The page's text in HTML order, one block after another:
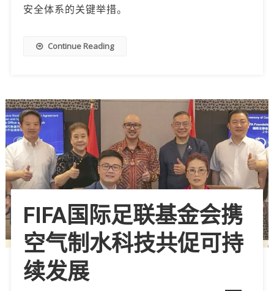
安全体系的关键举措。
Continue Reading
FIFA国际足联基金会携
空气制水科技共促可持
续发展